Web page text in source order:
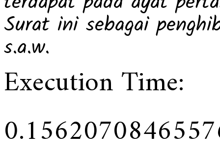
Surat ini sebagai
s.a.w.
Execution Time: